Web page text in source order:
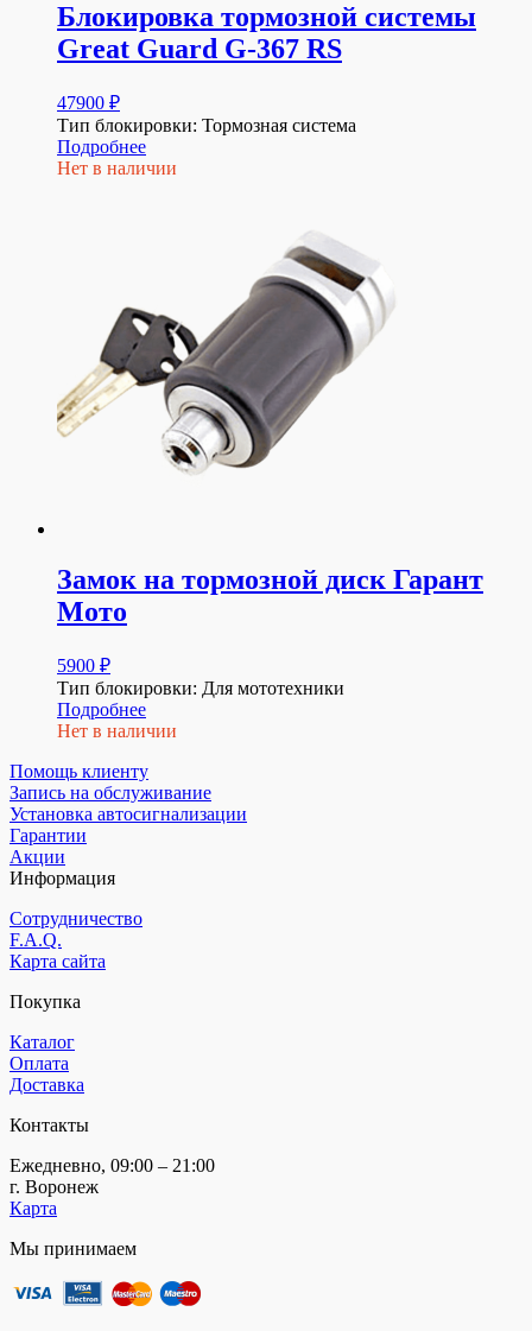
Блокировка тормозной системы
Great Guard G-367 RS
47900 ₽
Тип блокировки: Тормозная система
Подробнее
Нет в наличии
Замок на тормозной диск Гарант
Мото
5900 ₽
Тип блокировки: Для мототехники
Подробнее
Нет в наличии
Помощь клиенту
Запись на обслуживание
Установка автосигнализации
Гарантии
Акции
Информация
Сотрудничество
F.A.Q.
Карта сайта
Покупка
Каталог
Оплата
Доставка
Контакты
Ежедневно, 09:00 – 21:00
г. Воронеж
Карта
Мы принимаем